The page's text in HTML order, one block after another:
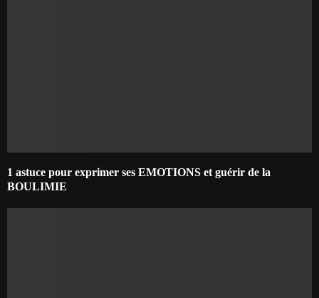
1 astuce pour exprimer ses EMOTIONS et guérir de la
BOULIMIE